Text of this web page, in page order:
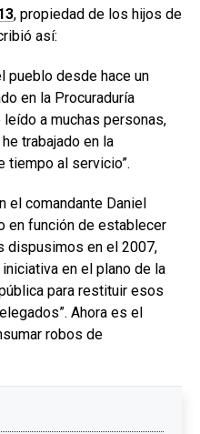
, propiedad de los hijos de
así:
pueblo desde hace un
en la Procuraduría
leído a muchas personas,
trabajado en la
tiempo al servicio”.
el comandante Daniel
en función de establecer
dispusimos en el 2007,
en el plano de la
para restituir esos
Ahora es el
robos de